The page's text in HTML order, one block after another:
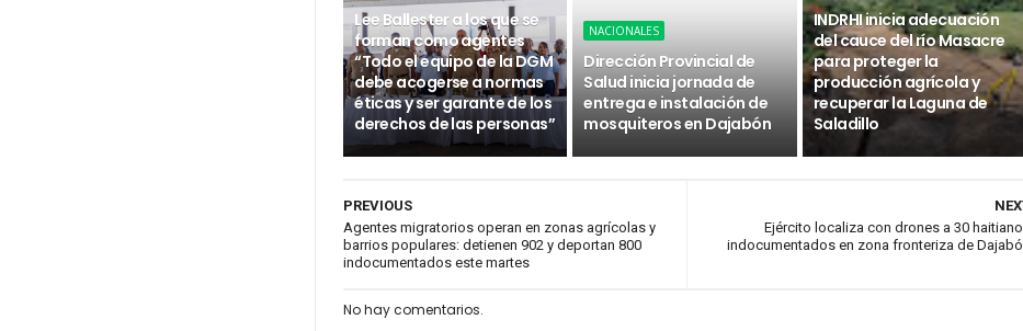
Lee Ballester a los que se
forman como agentes
“Todo el equipo de la DGM
debe acogerse a normas
éticas y ser garante de los
derechos de las personas”
NACIONALES
Dirección Provincial de
Salud inicia jornada de
entrega e instalación de
mosquiteros en Dajabón
INDRHI inicia adecuación
del cauce del río Masacre
para proteger la
producción agrícola y
recuperar la Laguna de
Saladillo
Ejército localiza con drones a 30
indocumentados en zona fronteriza de
PREVIOUS
Agentes migratorios operan en zonas agrícolas y
barrios populares: detienen 902 y deportan 800
indocumentados este martes
No hay comentarios.